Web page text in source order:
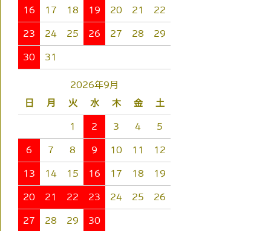
16 17 18 19 20 21 22
23 24 25 26 27 28 29
30 31
2026年9月
日
月 火 水 木 金 土
1 2 3 4 5
6 7 8 9 10 11 12
13 14 15 16 17 18 19
20 21 22 23 24 25 26
27 28 29 30